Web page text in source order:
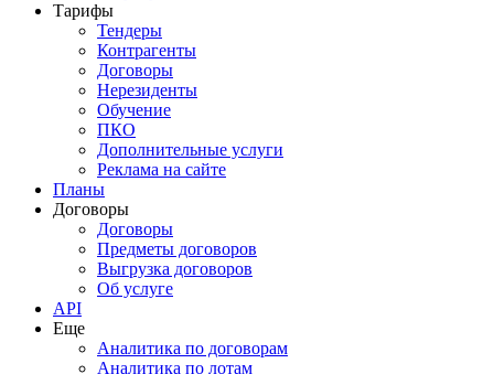
Тарифы
Тендеры
Контрагенты
Договоры
Нерезиденты
Обучение
ПКО
Дополнительные услуги
Реклама на сайте
Планы
Договоры
Договоры
Предметы договоров
Выгрузка договоров
Об услуге
API
Еще
Аналитика по договорам
Аналитика по лотам